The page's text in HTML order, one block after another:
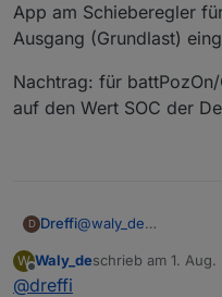
App am Schieberegler
Ausgang (Grundlast)
Nachtrag: für
auf den Wert SOC der
D Dreffi@waly_de
per Nachricht
Die neue Version
W
Offline
Waly_deschrieb am 1.
zuletzt editiert von
@dreffi